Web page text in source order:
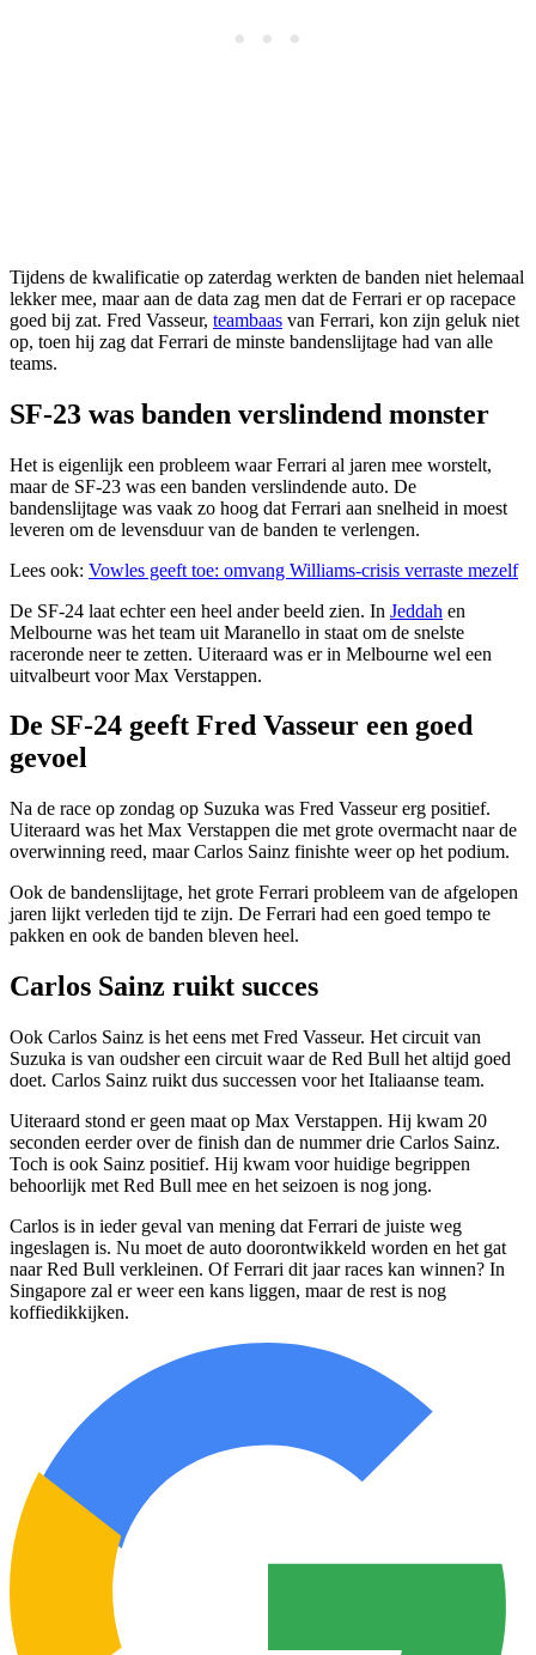
Tijdens de kwalificatie op zaterdag werkten de banden niet helemaal
lekker mee, maar aan de data zag men dat de Ferrari er op racepace
goed bij zat. Fred Vasseur, teambaas van Ferrari, kon zijn geluk niet
op, toen hij zag dat Ferrari de minste bandenslijtage had van alle
teams.
SF-23 was banden verslindend monster
Het is eigenlijk een probleem waar Ferrari al jaren mee worstelt,
maar de SF-23 was een banden verslindende auto. De
bandenslijtage was vaak zo hoog dat Ferrari aan snelheid in moest
leveren om de levensduur van de banden te verlengen.
Lees ook: Vowles geeft toe: omvang Williams-crisis verraste mezelf
De SF-24 laat echter een heel ander beeld zien. In Jeddah en
Melbourne was het team uit Maranello in staat om de snelste
raceronde neer te zetten. Uiteraard was er in Melbourne wel een
uitvalbeurt voor Max Verstappen.
De SF-24 geeft Fred Vasseur een goed
gevoel
Na de race op zondag op Suzuka was Fred Vasseur erg positief.
Uiteraard was het Max Verstappen die met grote overmacht naar de
overwinning reed, maar Carlos Sainz finishte weer op het podium.
Ook de bandenslijtage, het grote Ferrari probleem van de afgelopen
jaren lijkt verleden tijd te zijn. De Ferrari had een goed tempo te
pakken en ook de banden bleven heel.
Carlos Sainz ruikt succes
Ook Carlos Sainz is het eens met Fred Vasseur. Het circuit van
Suzuka is van oudsher een circuit waar de Red Bull het altijd goed
doet. Carlos Sainz ruikt dus successen voor het Italiaanse team.
Uiteraard stond er geen maat op Max Verstappen. Hij kwam 20
seconden eerder over de finish dan de nummer drie Carlos Sainz.
Toch is ook Sainz positief. Hij kwam voor huidige begrippen
behoorlijk met Red Bull mee en het seizoen is nog jong.
Carlos is in ieder geval van mening dat Ferrari de juiste weg
ingeslagen is. Nu moet de auto doorontwikkeld worden en het gat
naar Red Bull verkleinen. Of Ferrari dit jaar races kan winnen? In
Singapore zal er weer een kans liggen, maar de rest is nog
koffiedikkijken.